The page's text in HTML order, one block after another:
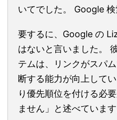
いてでした。 Google 検
要するに、Google の
はないと言いました。
テムは、リンクがスパ
断する能力が向上して
り優先順位を付ける必
ません」と述べています